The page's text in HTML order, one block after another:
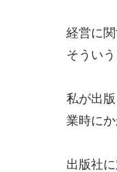
経営に
そうい
私が出
業時に
出版社